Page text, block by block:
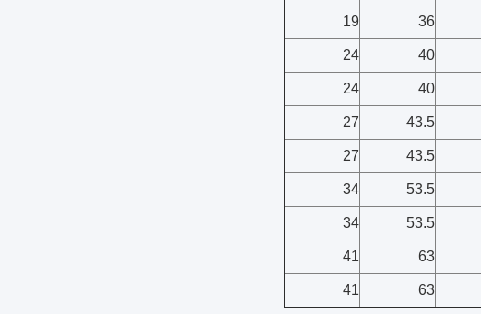
36
19
40
24
40
24
43.5
27
43.5
27
53.5
34
53.5
34
63
41
63
41